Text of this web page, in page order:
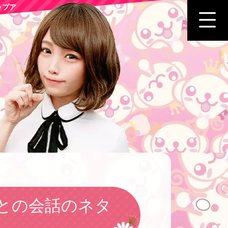
プア
の会話のネタ